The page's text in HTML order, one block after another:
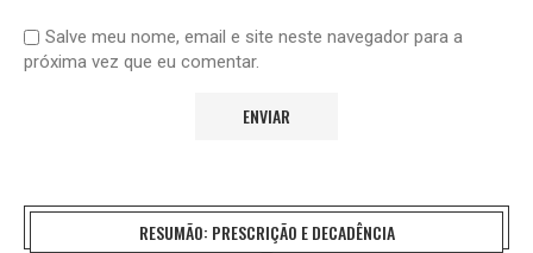
Salve meu nome, email e site neste navegador para a
próxima vez que eu comentar.
RESUMÃO: PRESCRIÇÃO E DECADÊNCIA